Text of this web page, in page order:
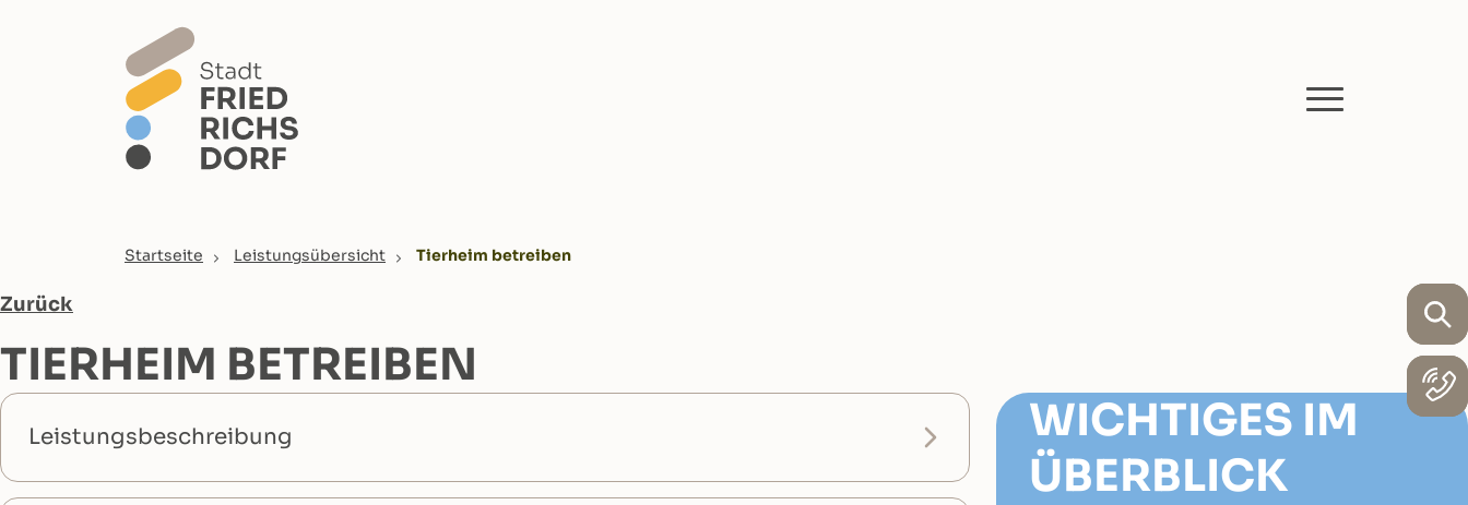
You are here:
Startseite Leistungsübersicht Tierheim betreiben
Zurück
TIERHEIM BETREIBEN
Leistungsbeschreibung
WICHTIGES IM
ÜBERBLICK